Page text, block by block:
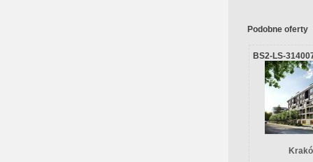
Podobne oferty
BS2-LS-